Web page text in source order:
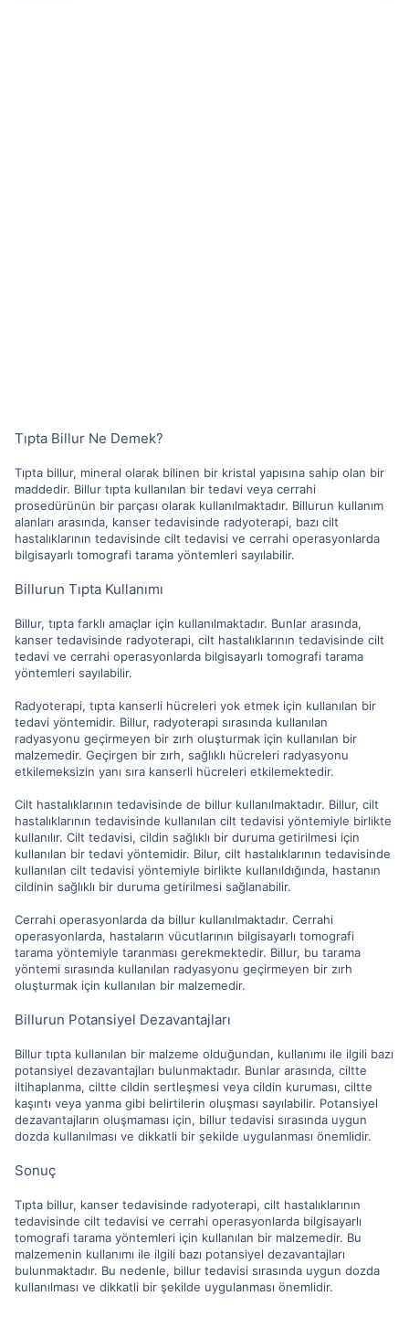
Tıpta Billur Ne Demek?
Tıpta billur, mineral olarak bilinen bir kristal yapısına sahip olan bir
maddedir. Billur tıpta kullanılan bir tedavi veya cerrahi
prosedürünün bir parçası olarak kullanılmaktadır. Billurun kullanım
alanları arasında, kanser tedavisinde radyoterapi, bazı cilt
hastalıklarının tedavisinde cilt tedavisi ve cerrahi operasyonlarda
bilgisayarlı tomografi tarama yöntemleri sayılabilir.
Billurun Tıpta Kullanımı
Billur, tıpta farklı amaçlar için kullanılmaktadır. Bunlar arasında,
kanser tedavisinde radyoterapi, cilt hastalıklarının tedavisinde cilt
tedavi ve cerrahi operasyonlarda bilgisayarlı tomografi tarama
yöntemleri sayılabilir.
Radyoterapi, tıpta kanserli hücreleri yok etmek için kullanılan bir
tedavi yöntemidir. Billur, radyoterapi sırasında kullanılan
radyasyonu geçirmeyen bir zırh oluşturmak için kullanılan bir
malzemedir. Geçirgen bir zırh, sağlıklı hücreleri radyasyonu
etkilemeksizin yanı sıra kanserli hücreleri etkilemektedir.
Cilt hastalıklarının tedavisinde de billur kullanılmaktadır. Billur, cilt
hastalıklarının tedavisinde kullanılan cilt tedavisi yöntemiyle birlikte
kullanılır. Cilt tedavisi, cildin sağlıklı bir duruma getirilmesi için
kullanılan bir tedavi yöntemidir. Bilur, cilt hastalıklarının tedavisinde
kullanılan cilt tedavisi yöntemiyle birlikte kullanıldığında, hastanın
cildinin sağlıklı bir duruma getirilmesi sağlanabilir.
Cerrahi operasyonlarda da billur kullanılmaktadır. Cerrahi
operasyonlarda, hastaların vücutlarının bilgisayarlı tomografi
tarama yöntemiyle taranması gerekmektedir. Billur, bu tarama
yöntemi sırasında kullanılan radyasyonu geçirmeyen bir zırh
oluşturmak için kullanılan bir malzemedir.
Billurun Potansiyel Dezavantajları
Billur tıpta kullanılan bir malzeme olduğundan, kullanımı ile ilgili bazı
potansiyel dezavantajları bulunmaktadır. Bunlar arasında, ciltte
iltihaplanma, ciltte cildin sertleşmesi veya cildin kuruması, ciltte
kaşıntı veya yanma gibi belirtilerin oluşması sayılabilir. Potansiyel
dezavantajların oluşmaması için, billur tedavisi sırasında uygun
dozda kullanılması ve dikkatli bir şekilde uygulanması önemlidir.
Sonuç
Tıpta billur, kanser tedavisinde radyoterapi, cilt hastalıklarının
tedavisinde cilt tedavisi ve cerrahi operasyonlarda bilgisayarlı
tomografi tarama yöntemleri için kullanılan bir malzemedir. Bu
malzemenin kullanımı ile ilgili bazı potansiyel dezavantajları
bulunmaktadır. Bu nedenle, billur tedavisi sırasında uygun dozda
kullanılması ve dikkatli bir şekilde uygulanması önemlidir.